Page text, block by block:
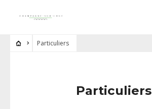
Particuliers
Particuliers